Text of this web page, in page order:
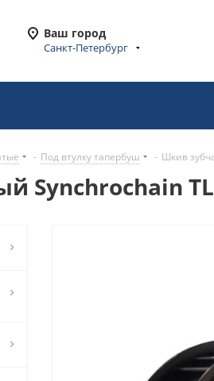
Ваш город
Санкт-Петербург
- Под втулку тапербуш - Шкив
Synchrochain TL